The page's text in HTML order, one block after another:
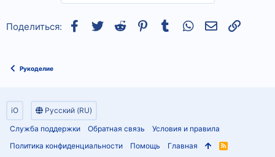
Поделиться: Facebook
TwitterReddit Pinterest
Tumblr WhatsAppСсылка
Рукоделие
iO
Русский (RU)
Служба поддержки
Обратная связь
Условия и правила
Политика конфиденциальности
Помощь Главная
R